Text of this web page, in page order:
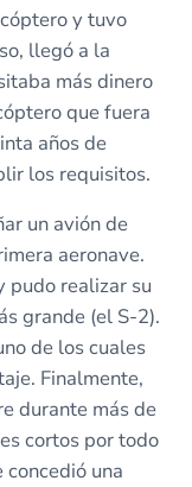
y tuvo
llegó a la
más dinero
que fuera
años de
los requisitos.
un avión de
aeronave.
pudo realizar su
grande (el S-2).
de los cuales
Finalmente,
durante más de
cortos por todo
una